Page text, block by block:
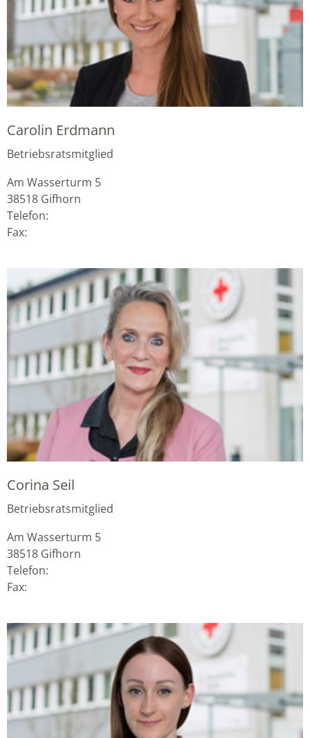
Carolin Erdmann
Betriebsratsmitglied
Am Wasserturm 5
38518 Gifhorn
Telefon:
Fax:
Corina Seil
Betriebsratsmitglied
Am Wasserturm 5
38518 Gifhorn
Telefon:
Fax: